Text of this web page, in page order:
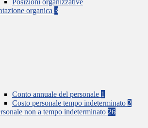
Posizioni organizzative
organica 3
Conto annuale del personale 1
Costo personale tempo indeterminato 2
non a tempo indeterminato 26